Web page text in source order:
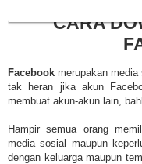
CARA
Facebookmerupakan media
tak heran jika akun
membuat akun-akun lain,
Hampir semua orang
media sosial maupun
dengan keluarga maupun